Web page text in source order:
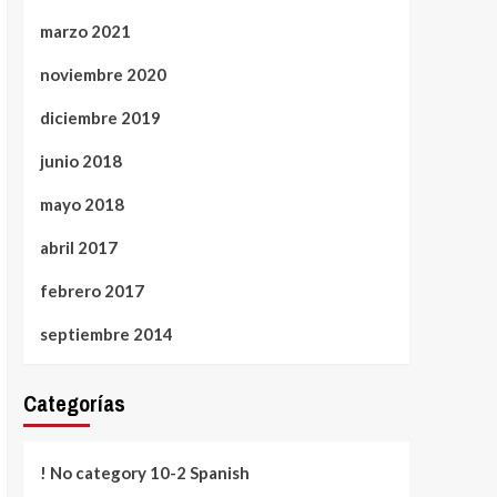
marzo 2021
noviembre 2020
diciembre 2019
junio 2018
mayo 2018
abril 2017
febrero 2017
septiembre 2014
Categorías
! No category 10-2 Spanish